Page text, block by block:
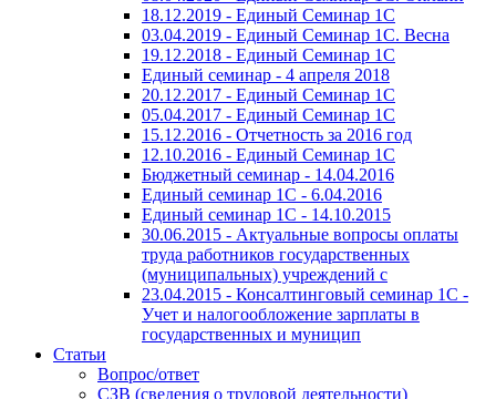
18.12.2019 - Единый Семинар 1С
03.04.2019 - Единый Семинар 1С. Весна
19.12.2018 - Единый Семинар 1С
Единый семинар - 4 апреля 2018
20.12.2017 - Единый Семинар 1С
05.04.2017 - Единый Семинар 1С
15.12.2016 - Отчетность за 2016 год
12.10.2016 - Единый Семинар 1С
Бюджетный семинар - 14.04.2016
Единый семинар 1С - 6.04.2016
Единый семинар 1С - 14.10.2015
30.06.2015 - Актуальные вопросы оплаты
труда работников государственных
(муниципальных) учреждений с
23.04.2015 - Консалтинговый семинар 1С -
Учет и налогообложение зарплаты в
государственных и муницип
Статьи
Вопрос/ответ
СЗВ (сведения о трудовой деятельности)